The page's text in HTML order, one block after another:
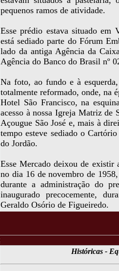
pequenos ramos de atividade.
Esse prédio estava situado em
está sediado parte do Fórum
lado da antiga Agência da
Agência do Banco do Brasil nº
Na foto, ao fundo e à
totalmente reformado, onde, na
Hotel São Francisco, na
acesso à nossa Igreja Matriz de
Açougue São José e, mais à
tempo esteve sediado o
do Jordão.
Esse Mercado deixou de existir
no dia 16 de novembro de
durante a administração do
inaugurado precocemente,
Geraldo Osório de Figueiredo.
Históricas -